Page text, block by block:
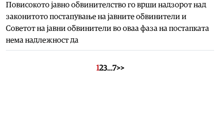
Повисокото јавно обвинителство го врши надзорот над
законитото постапување на јавните обвинители и
Советот на јавни обвинители во оваа фаза на постапката
нема надлежност да
123…7>>